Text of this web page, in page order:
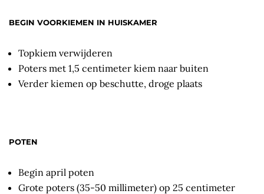
BEGIN VOORKIEMEN IN HUISKAMER
Topkiem verwijderen
Poters met 1,5 centimeter kiem naar buiten
Verder kiemen op beschutte, droge plaats
POTEN
Begin april poten
Grote poters (35-50 millimeter) op 25 centimeter